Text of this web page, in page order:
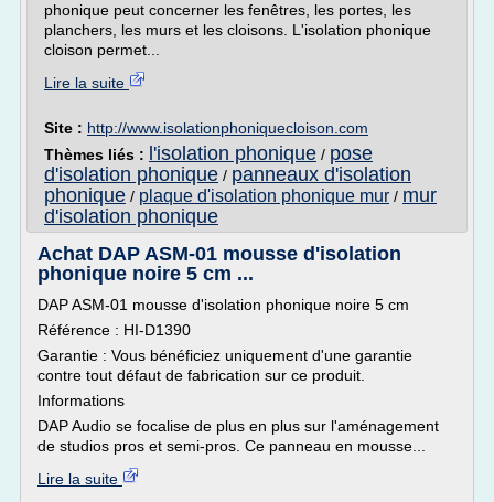
phonique peut concerner les fenêtres, les portes, les
planchers, les murs et les cloisons. L'isolation phonique
cloison permet...
Lire la suite
Site : http://www.isolationphoniquecloison.com
Thèmes liés :
l'isolation phonique / pose
d'isolation phonique / panneaux d'isolation
phonique / plaque d'isolation phonique mur / mur
d'isolation phonique
Achat DAP ASM-01 mousse d'isolation
phonique noire 5 cm ...
DAP ASM-01 mousse d'isolation phonique noire 5 cm
Référence : HI-D1390
Garantie : Vous bénéficiez uniquement d'une garantie
contre tout défaut de fabrication sur ce produit.
Informations
DAP Audio se focalise de plus en plus sur l'aménagement
de studios pros et semi-pros. Ce panneau en mousse...
Lire la suite